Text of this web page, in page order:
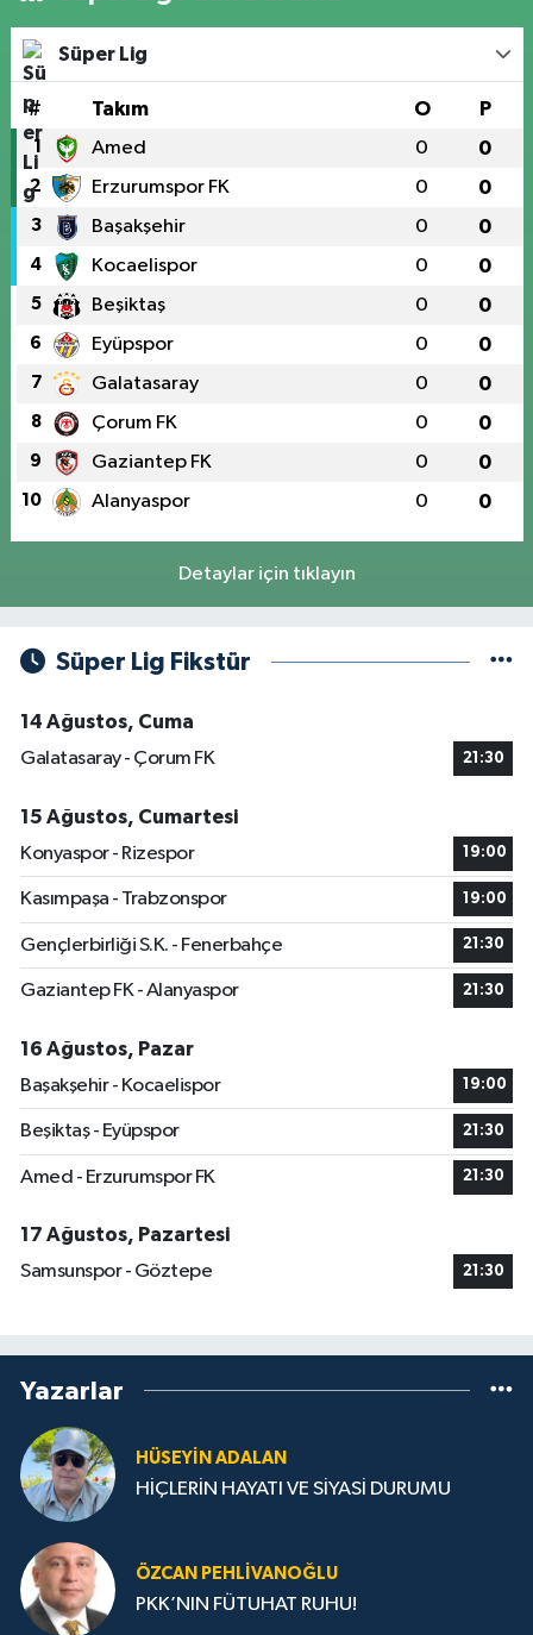
Süper Lig
# Takım O P
1 Amed 0 0
2 Erzurumspor FK 0 0
3 Başakşehir 0 0
4 Kocaelispor 0 0
5 Beşiktaş 0 0
6 Eyüpspor 0 0
7 Galatasaray 0 0
8 Çorum FK 0 0
9 Gaziantep FK 0 0
10 Alanyaspor 0 0
Detaylar için tıklayın
Süper Lig Fikstür
14 Ağustos, Cuma
Galatasaray - Çorum FK
21:30
15 Ağustos, Cumartesi
Konyaspor - Rizespor
19:00
Kasımpaşa - Trabzonspor 19:00
Gençlerbirliği S.K. - Fenerbahçe 21:30
Gaziantep FK - Alanyaspor 21:30
16 Ağustos, Pazar
Başakşehir - Kocaelispor
19:00
Beşiktaş - Eyüpspor 21:30
Amed - Erzurumspor FK 21:30
17 Ağustos, Pazartesi
Samsunspor - Göztepe
21:30
Yazarlar
HÜSEYIN ADALAN
HİÇLERİN HAYATI VE SİYASİ DURUMU
ÖZCAN PEHLIVANOĞLU
PKK’NIN FÜTUHAT RUHU!